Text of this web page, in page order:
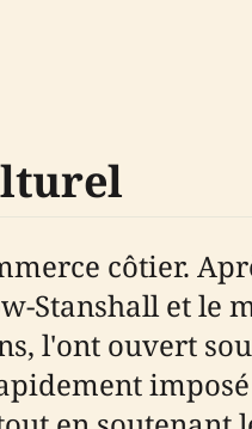
côtier.
Stanshall et le
l'ont ouvert